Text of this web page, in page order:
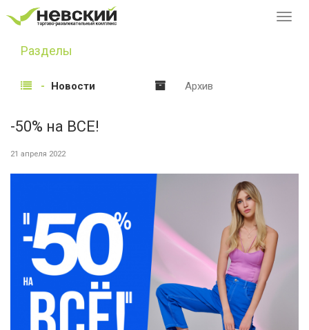
Разделы
Новости Архив
-50% на ВСЕ!
21 апреля 2022